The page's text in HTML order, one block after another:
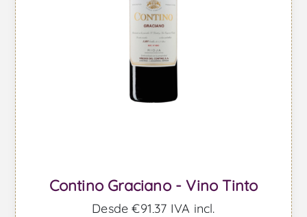
Contino Graciano - Vino Tinto
Desde €91,37 IVA incl.